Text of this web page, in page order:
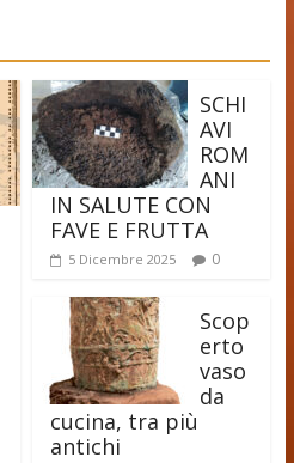
SCHI
AVI
ROM
ANI
IN SALUTE CON
FAVE E FRUTTA
5 Dicembre 2025 0
Scop
erto
vaso
da
cucina, tra più
antichi